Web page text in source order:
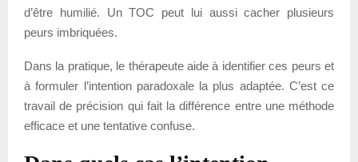
d’être humilié. Un TOC peut lui aussi cacher plusieurs
peurs imbriquées.
Dans la pratique, le thérapeute aide à identifier ces peurs et
à formuler l’intention paradoxale la plus adaptée. C’est ce
travail de précision qui fait la différence entre une méthode
efficace et une tentative confuse.